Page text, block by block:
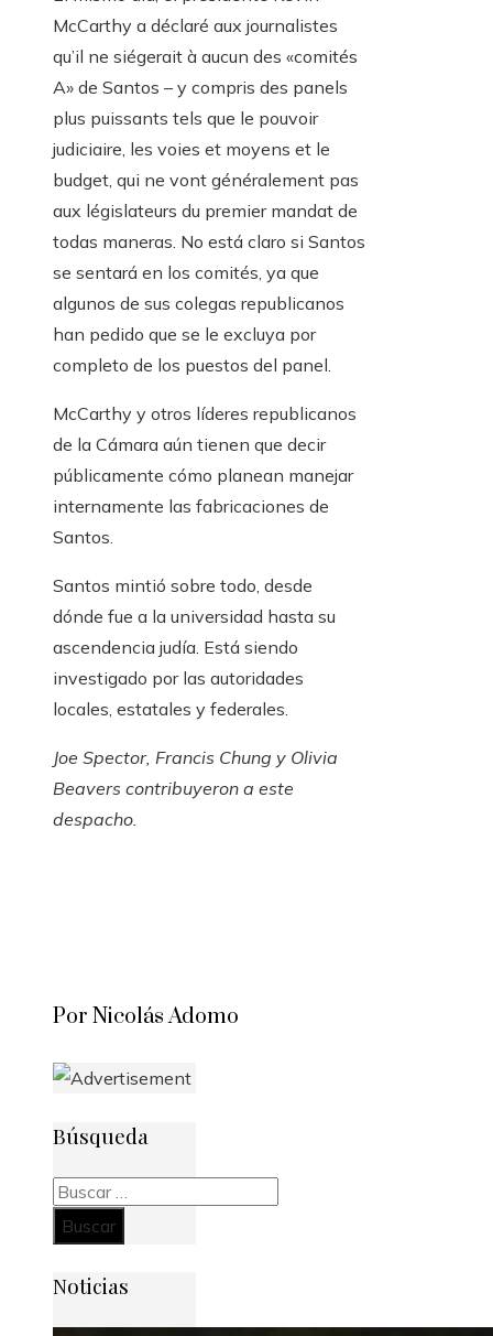
McCarthy a déclaré aux journalistes
qu’il ne siégerait à aucun des «comités
A» de Santos – y compris des panels
plus puissants tels que le pouvoir
judiciaire, les voies et moyens et le
budget, qui ne vont généralement pas
aux législateurs du premier mandat de
todas maneras. No está claro si Santos
se sentará en los comités, ya que
algunos de sus colegas republicanos
han pedido que se le excluya por
completo de los puestos del panel.
McCarthy y otros líderes republicanos
de la Cámara aún tienen que decir
públicamente cómo planean manejar
internamente las fabricaciones de
Santos.
Santos mintió sobre todo, desde
dónde fue a la universidad hasta su
ascendencia judía. Está siendo
investigado por las autoridades
locales, estatales y federales.
Joe Spector, Francis Chung y Olivia
Beavers contribuyeron a este
despacho.
Por Nicolás Adomo
Búsqueda
Buscar:
Noticias